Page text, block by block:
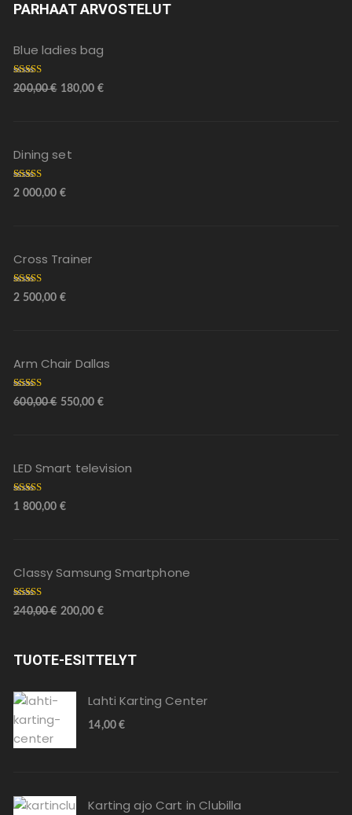
PARHAAT ARVOSTELUT
Blue ladies bag
Arvostelu
tuotteesta:
200,00€ 180,00 €
Dining set
Arvostelu
tuotteesta:
2 000,00 €
Cross Trainer
Arvostelu
tuotteesta:
2 500,00 €
Arm Chair Dallas
Arvostelu
tuotteesta:
600,00€ 550,00 €
LED Smart television
Arvostelu
tuotteesta:
1 800,00 €
Classy Samsung Smartphone
Arvostelu
tuotteesta
240,00€ 200,00 €
TUOTE-ESITTELYT
Lahti Karting Center
14,00€
Karting ajo Cart in Clubilla